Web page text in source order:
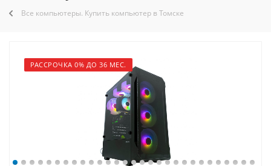
Все компьютеры. Купить компьютер в Томске
РАССРОЧКА 0% ДО 36 МЕС.